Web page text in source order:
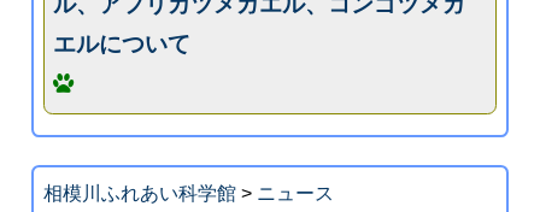
エルについて
相模川ふれあい科学館> ニュース